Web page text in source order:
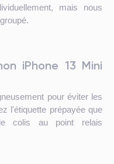
mais nous
iPhone 13 Mini
pour éviter les
l'étiquette prépayée que
colis au point relais